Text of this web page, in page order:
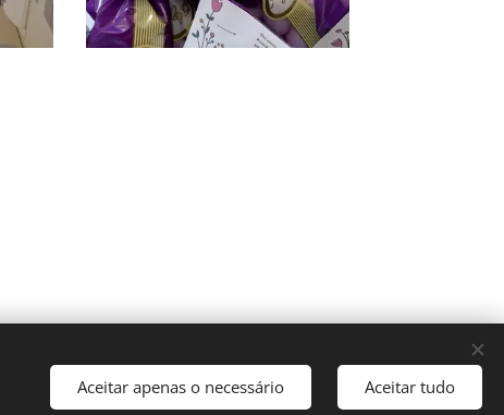
Aceitar apenas o necessário Aceitar tudo